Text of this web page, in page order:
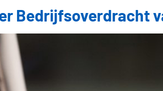
Bedrijfsoverdracht